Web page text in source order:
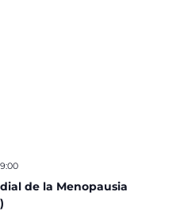
de la Menopausia